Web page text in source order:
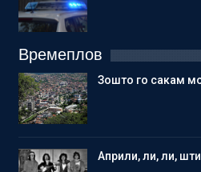
Времеплов
Зошто го сакам
Aприли, ли, ли,